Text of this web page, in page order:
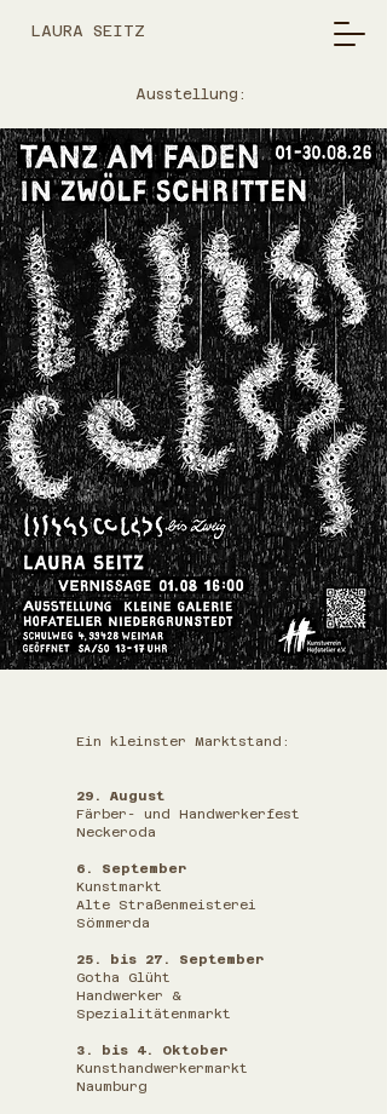
LAURA SEITZ
Ausstellung:
Ein kleinster Marktstand:
29. August
Färber- und Handwerkerfest
Neckeroda
6. September
Kunstmarkt
Alte Straßenmeisterei
Sömmerda
25. bis 27. September
Gotha Glüht
Handwerker &
Spezialitätenmarkt
3. bis 4. Oktober
Kunsthandwerkermarkt
Naumburg